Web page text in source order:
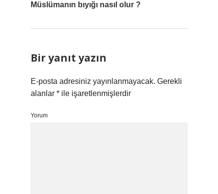
Müslümanın bıyığı nasıl olur ?
Bir yanıt yazın
E-posta adresiniz yayınlanmayacak. Gerekli
alanlar * ile işaretlenmişlerdir
Yorum